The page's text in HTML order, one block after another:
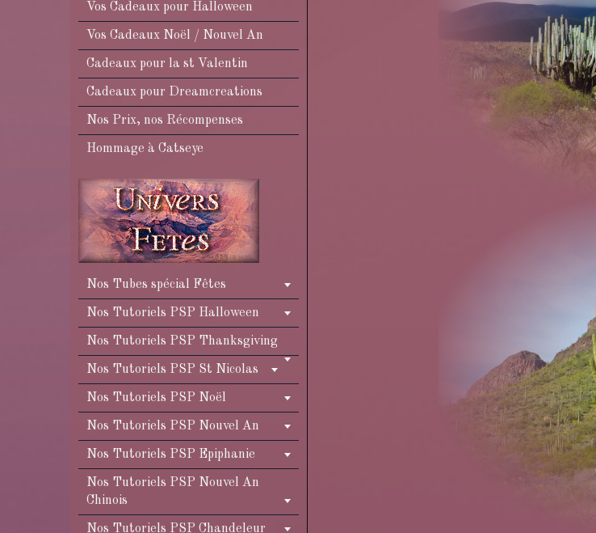
Vos Cadeaux pour Halloween
Vos Cadeaux Noël / Nouvel An
Cadeaux pour la st Valentin
Cadeaux pour Dreamcreations
Nos Prix, nos Récompenses
Hommage à Catseye
Nos Tubes spécial Fêtes
Nos Tutoriels PSP Halloween
Nos Tutoriels PSP Thanksgiving
Nos Tutoriels PSP St Nicolas
Nos Tutoriels PSP Noël
Nos Tutoriels PSP Nouvel An
Nos Tutoriels PSP Epiphanie
Nos Tutoriels PSP Nouvel An
Chinois
Nos Tutoriels PSP Chandeleur